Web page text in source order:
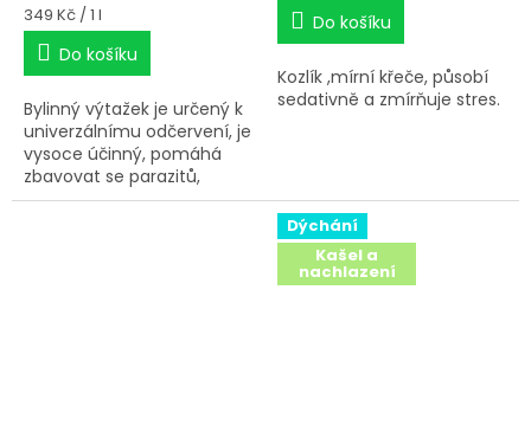
Měrná
cena:
349 Kč / 1 l
Do košíku
Bylinný výtažek je určený k
univerzálnímu odčervení, je
vysoce účinný, pomáhá
zbavovat se parazitů,
toxických odpadních látek
Do košíku
Kozlík ,mírní křeče, působí
sedativně a zmírňuje stres.
Dýchání
Kašel a
nachlazení